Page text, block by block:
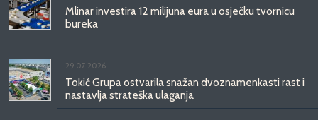
Mlinar investira 12 milijuna eura u osječku tvornicu
bureka
29.07.2026.
Tokić Grupa ostvarila snažan dvoznamenkasti rast i
nastavlja strateška ulaganja